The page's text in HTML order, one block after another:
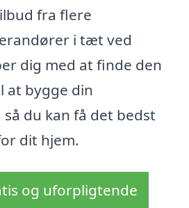
fra flere
i tæt ved
dig med at finde den
at bygge din
du kan få det bedst
dit hjem.
og uforpligtende